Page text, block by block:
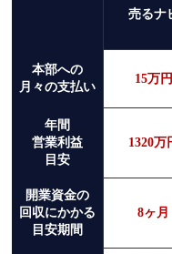
売るナ
本部への
月々の支払い
15万円
年間
営業利益
目安
1320万
開業資金の
回収にかかる
目安期間
8ヶ月